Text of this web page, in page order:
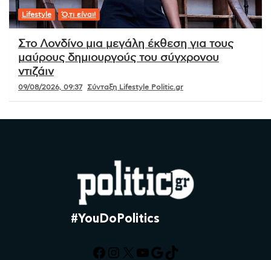
Lifestyle Ό,τι είναι!
Στο Λονδίνο μια μεγάλη έκθεση για τους
μαύρους δημιουργούς του σύγχρονου
ντιζάιν
09/08/2026, 09:37 Σύνταξη Lifestyle Politic.gr
#YouDoPolitics
Facebook
Instagram
X YouTube
Google
TikTok